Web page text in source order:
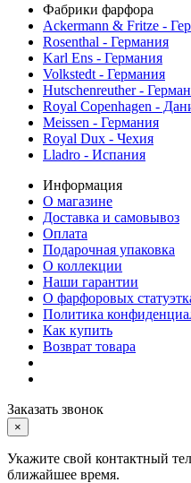
Фабрики фарфора
Ackermann & Fritze -
Rosenthal - Германия
Karl Ens - Германия
Volkstedt - Германия
Hutschenreuther -
Royal Copenhagen -
Meissen - Германия
Royal Dux - Чехия
Lladro - Испания
Информация
О магазине
Доставка и самовывоз
Оплата
Подарочная упаковка
О коллекции
Наши гарантии
О фарфоровых
Политика
Как купить
Возврат товара
Заказать звонок
×
Укажите свой контактный
ближайшее время.